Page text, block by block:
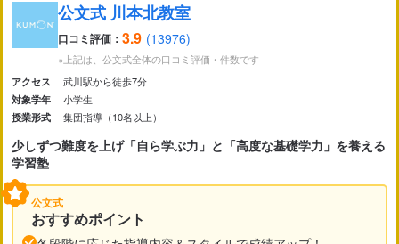
駅・路線から探す
公文式 川本北教室
口コミ評価： 3.9 (13976)
※上記は、公文式全体の口コミ評価・件数です
アクセス 武川駅から徒歩7分
対象学年 小学生
授業形式 集団指導（10名以上）
少しずつ難度を上げ「自ら学ぶ力」と「高度な基礎学力」を養える
学習塾
公文式
おすすめポイント